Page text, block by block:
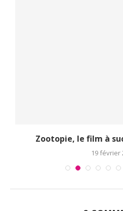
Zootopie, le film à
19 février